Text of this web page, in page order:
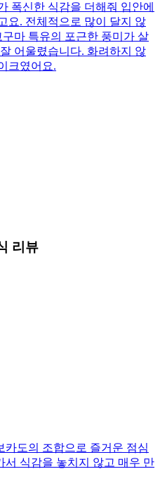
폭신한 식감을 더해줘 입안에
요. 전체적으로 많이 달지 않
마 특유의 포근한 풍미가 살
어울렸습니다. 화려하지 않
크였어요.
리뷰
도의 조합으로 즐거운 점심
서 식감을 놓치지 않고 매우 만